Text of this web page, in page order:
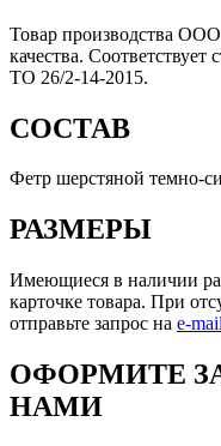
Товар производства
качества.
ТО 26/2-14-2015.
СОСТАВ
Фетр шерстяной темно-
РАЗМЕРЫ
Имеющиеся в наличии
карточке товара. При
отправьте запрос на e-mail
ОФОРМИТЕ
НАМИ